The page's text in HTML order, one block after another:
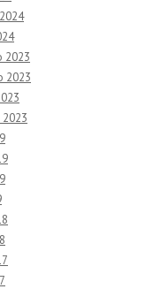
2023
2023